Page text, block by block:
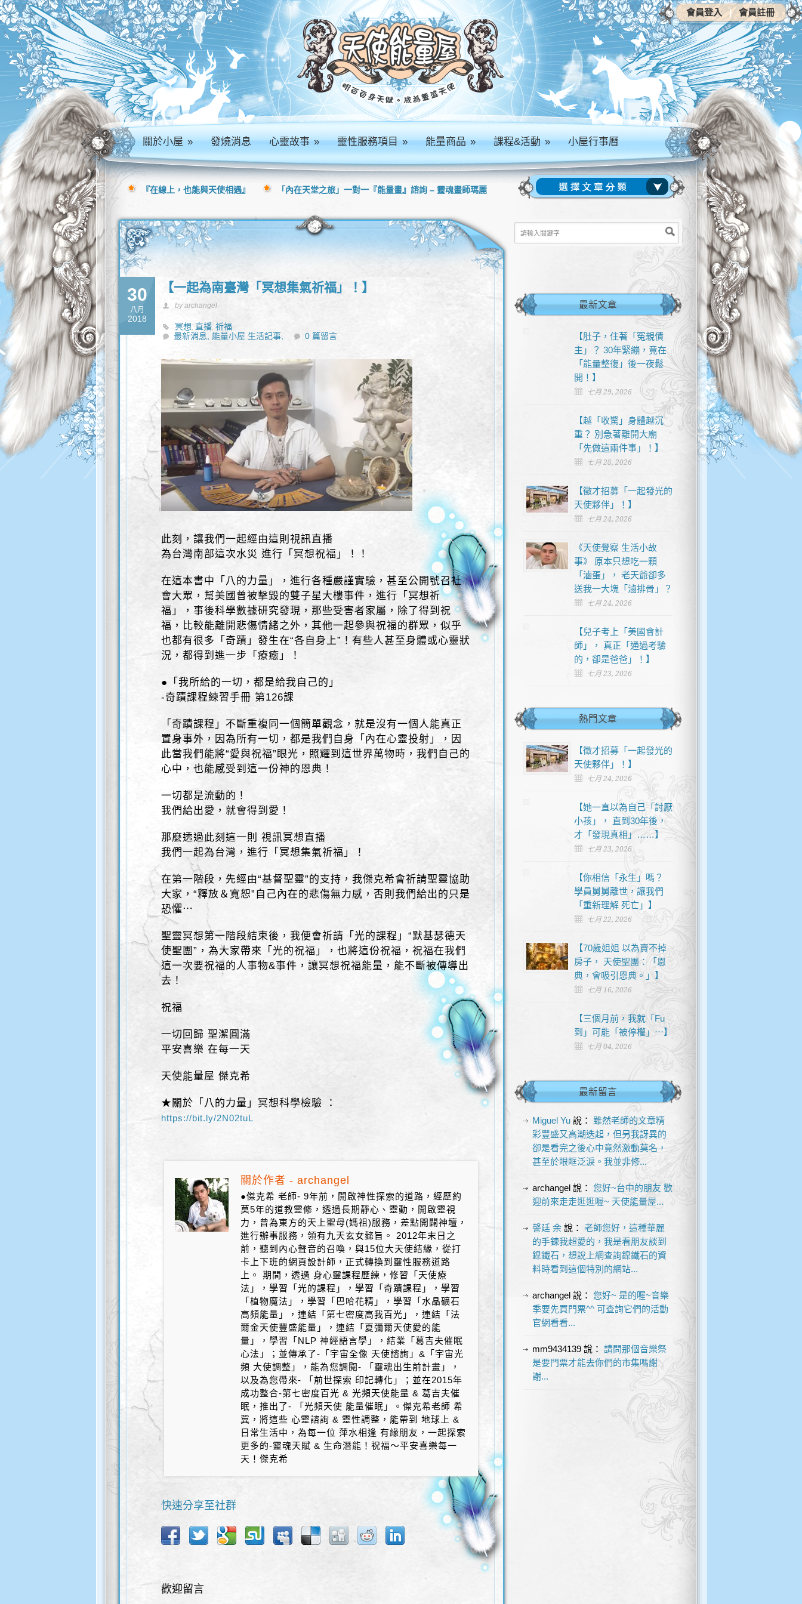
關於小屋» 發燒消息 心靈故事» 靈性服務項目» 能量商品» 課程&活動» 小屋行事曆
30
八月
2018
【一起為南臺灣「冥想集氣祈福」！】
by archangel
冥想, 直播, 祈福
最新消息, 能量小屋 生活記事, 0 篇留言
此刻，讓我們一起經由這則視訊直播
為台灣南部這次水災 進行「冥想祝福」！！
在這本書中「八的力量」，進行各種嚴謹實驗，甚至公開號召社
會大眾，幫美國曾被擊毀的雙子星大樓事件，進行「冥想祈
福」，事後科學數據研究發現，那些受害者家屬，除了得到祝
福，比較能離開悲傷情緒之外，其他一起參與祝福的群眾，似乎
也都有很多「奇蹟」發生在“各自身上”！有些人甚至身體或心靈狀
況，都得到進一步「療癒」！
●「我所給的一切，都是給我自己的」
-奇蹟課程練習手冊 第126課
「奇蹟課程」不斷重複同一個簡單觀念，就是沒有一個人能真正
置身事外，因為所有一切，都是我們自身「內在心靈投射」，因
此當我們能將“愛與祝福”眼光，照耀到這世界萬物時，我們自己的
心中，也能感受到這一份神的恩典！
一切都是流動的！
我們給出愛，就會得到愛！
那麼透過此刻這一則 視訊冥想直播
我們一起為台灣，進行「冥想集氣祈福」！
在第一階段，先經由“基督聖靈”的支持，我傑克希會祈請聖靈協助
大家，“釋放＆寬恕”自己內在的悲傷無力感，否則我們給出的只是
恐懼⋯
聖靈冥想第一階段結束後，我便會祈請「光的課程」“默基瑟德天
使聖團”，為大家帶來「光的祝福」，也將這份祝福，祝福在我們
這一次要祝福的人事物&事件，讓冥想祝福能量，能不斷被傳導出
去！
祝福
一切回歸 聖潔圓滿
平安喜樂 在每一天
天使能量屋 傑克希
★關於「八的力量」冥想科學檢驗 ：
https://bit.ly/2N02tuL
關於作者 - archangel
●傑克希 老師- 9年前，開啟神性探索的道路，經歷約
莫5年的道教靈修，透過長期靜心、靈動，開啟靈視
力，曾為東方的天上聖母(媽祖)服務，差點開闢神壇，
進行辦事服務，領有九天玄女懿旨。 2012年末日之
前，聽到內心聲音的召喚，與15位大天使結緣，從打
卡上下班的網頁設計師，正式轉換到靈性服務道路
上。 期間，透過 身心靈課程歷練，修習「天使療
法」，學習「光的課程」，學習「奇蹟課程」，學習
「植物魔法」，學習「巴哈花精」，學習「水晶礦石
高頻能量」，連結「第七密度高我百光」，連結「法
爾金天使豐盛能量」，連結「夏彌爾天使愛的能
量」，學習「NLP 神經語言學」，結業「葛吉夫催眠
心法」；並傳承了-「宇宙全像 天使諮詢」&「宇宙光
頻 大使調整」，能為您調閱- 「靈魂出生前計畫」，
以及為您帶來- 「前世探索 印記轉化」；並在2015年
成功整合-第七密度百光 & 光頻天使能量 & 葛吉夫催
眠，推出了- 「光頻天使 能量催眠」。傑克希老師 希
冀，將這些 心靈諮詢 & 靈性調整，能帶到 地球上 &
日常生活中，為每一位 萍水相逢 有緣朋友，一起探索
更多的-靈魂天賦 & 生命潛能！祝福～平安喜樂每一
天！傑克希
快速分享至社群
歡迎留言
最新文章
【肚子，住著「冤親債
主」？ 30年緊繃，竟在
「能量整復」後一夜鬆
開！】
七月 29, 2026
【越「收驚」身體越沉
重？ 別急著離開大廟
「先做這兩件事」！】
七月 28, 2026
【徵才招募「一起發光的
天使夥伴」！】
七月 24, 2026
《天使覺察 生活小故
事》 原本只想吃一顆
「滷蛋」， 老天爺卻多
送我一大塊「滷排骨」？
七月 24, 2026
【兒子考上「美國會計
師」， 真正「通過考驗
的，卻是爸爸」！】
七月 23, 2026
熱門文章
【徵才招募「一起發光的
天使夥伴」！】
七月 24, 2026
【她一直以為自己「討厭
小孩」， 直到30年後，
才「發現真相」……】
七月 23, 2026
【你相信「永生」嗎？
學員舅舅離世，讓我們
「重新理解 死亡」】
七月 22, 2026
【70歲姐姐 以為賣不掉
房子， 天使聖團：「恩
典，會吸引恩典。」】
七月 16, 2026
【三個月前，我就「Fu
到」可能「被停權」⋯】
七月 04, 2026
最新留言
Miguel Yu說： 雖然老師的文章精
彩豐盛又高潮迭起，但另我訝異的
卻是看完之後心中竟然激動莫名，
甚至於眼眶泛淚。我並非修...
archangel說： 您好~台中的朋友 歡
迎前來走走逛逛喔~ 天使能量屋...
謦廷 余說： 老師您好，這種華麗
的手鍊我超愛的，我是看朋友談到
鎳鐵石，想說上網查詢鎳鐵石的資
料時看到這個特別的網站...
archangel說： 您好~ 是的喔~音樂
季要先買門票^^ 可查詢它們的活動
官網看看...
mm9434139說： 請問那個音樂祭
是要門票才能去你們的市集嗎謝
謝...
『在線上，也能與天使相遇』 「內在天堂之旅」一對一『能量畫』諮詢 – 靈魂畫師瑪麗
會員登入 | 會員註冊